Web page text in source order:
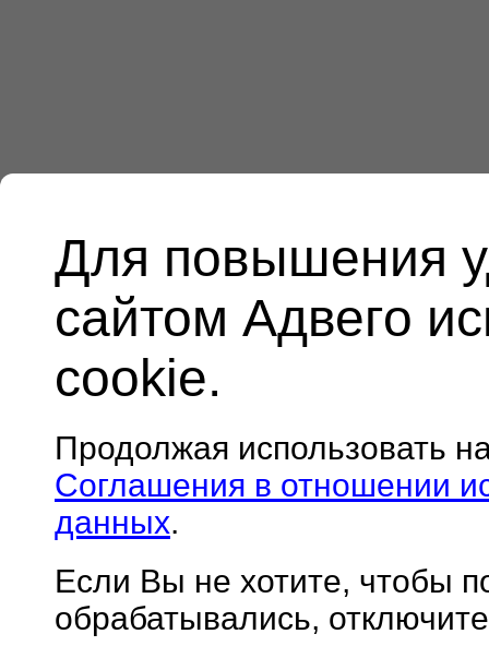
Для повышения
сайтом Адвего
cookie.
Продолжая использовать
Соглашения в отношении
данных.
Если Вы не хотите, чтобы
обрабатывались,